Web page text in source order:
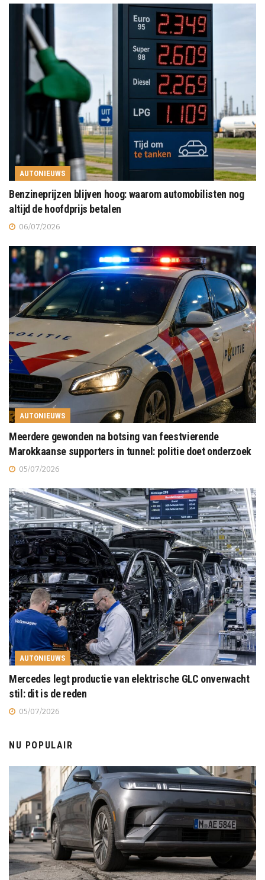
AUTONIEUWS
Benzineprijzen blijven hoog: waarom automobilisten nog
altijd de hoofdprijs betalen
06/07/2026
AUTONIEUWS
Meerdere gewonden na botsing van feestvierende
Marokkaanse supporters in tunnel: politie doet onderzoek
05/07/2026
AUTONIEUWS
Mercedes legt productie van elektrische GLC onverwacht
stil: dit is de reden
05/07/2026
NU POPULAIR